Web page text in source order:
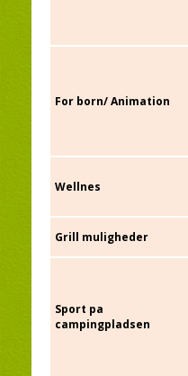
For born/ Animation
Wellnes
Grill muligheder
Sport pa
campingpladsen